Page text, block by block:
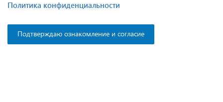
работы.
5.6. Работодатель и выборный орган первичной
профсоюзной организации обязаны определить размер и
Политика конфиденциальности
Подтверждаю ознакомление и согласие